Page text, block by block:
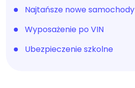
Najtańsze nowe samochody
Wyposażenie po VIN
Ubezpieczenie szkolne